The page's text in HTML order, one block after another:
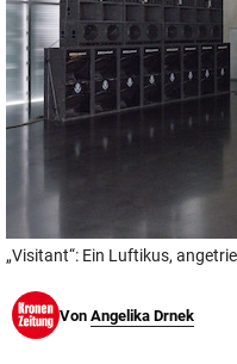
„Visitant“: Ein Luftikus,
Von Angelika Drnek